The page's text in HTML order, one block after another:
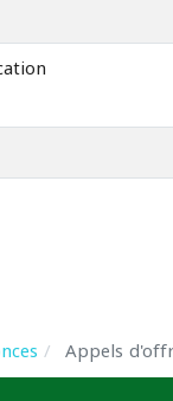
Appels